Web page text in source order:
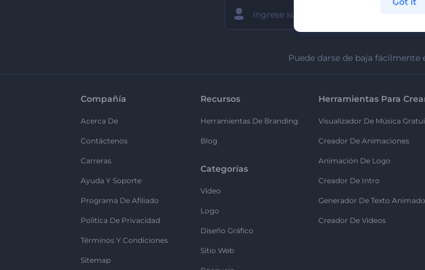
Puede darse de baja
Compañía
Acerca De
Contáctenos
Carreras
Ayuda Y Soporte
Programa De Afiliado
Política De Privacidad
Términos Y Condiciones
Sitemap
Recursos
Herramientas De Branding
Blog
Categorías
Vídeo
Logo
Diseño Gráfico
Sitio Web
Herramientas Para
Visualizador De Música
Creador De Animaciones
Animación De Logo
Creador De Intro
Generador De Texto Animado
Creador De Videos